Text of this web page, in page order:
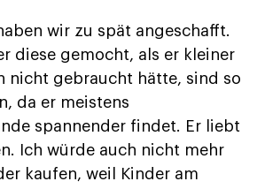
wir zu spät angeschafft.
diese gemocht, als er kleiner
nicht gebraucht hätte, sind so
da er meistens
spannender findet. Er liebt
Ich würde auch nicht mehr
kaufen, weil Kinder am